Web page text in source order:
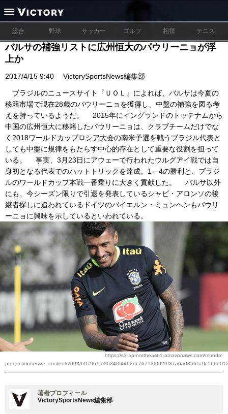
総合 野球 サッカー ゴルフ 相撲 テニス
バルサの補強リストに広州恒大のパウリーニョが浮
上か
2017/4/15 9:40 VictorySportsNews編集部
ブラジルのニュースサイト『ＵＯＬ』によれば、バルサは今夏の
移籍市場で現在28歳のパウリーニョを獲得し、中盤の補強を図る考
えを持っているようだ。 2015年にイングランドのトッテナムから
中国の広州恒大に移籍したパウリーニョは、クラブチームだけでな
く2018ワールドカップロシア大会の南米予選を戦うブラジル代表と
しても中盤に規律をもたらす中心的存在として重要な役割を担って
いる。 事実、3月23日にアウェーで行われたウルグアイ戦では自
身初となる代表でのハットトリックを達成。1―4の勝利と、ブラジ
ルのワールドカップ本戦一番乗りに大きく貢献した。 バルサ以外
にも、今シーズン限りで引退を発表しているシャビ・アロンソの後
継者探しに追われているドイツのバイエルン・ミュンヘンもパウリ
ーニョに興味を示しているといわれている。
https://s3-ap-northeast-1.amazonaws.com/mundo-
production/resize_contents/998/
著者プロフィール
VictorySportsNews編集部